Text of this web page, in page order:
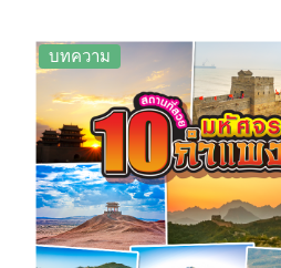
ค.ศ.1987 ซึ่งวันนี้ทาง
กำแพงเมืองจีนสำคัญที่ไม่คว
ต้นทางตะวันออก ไปจนถึงทา
ชมกันค่ะ
บทความ